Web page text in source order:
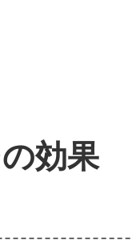
効果